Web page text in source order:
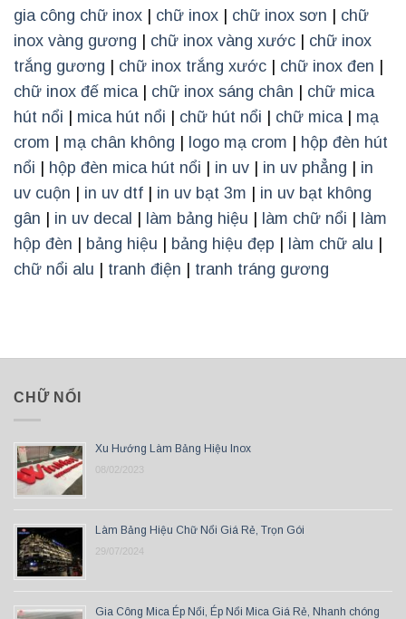
gia công chữ inox chữ inox chữ inox sơn
chữ
inox vàng gương
chữ inox vàng xước
chữ inox
trắng gương
chữ inox trắng xước chữ inox đen
chữ inox đế mica| chữ inox sáng chân
chữ mica
hút nổi
mica hút nổi chữ hút nổi chữ mica| mạ
crom
mạ chân không logo mạ crom
hộp đèn hút
nổi
hộp đèn mica hút nổi in uv in uv phẳng
in
uv cuộn
in uv dtf in uv bạt 3m
in uv bạt không
gân
in uv decal làm bảng hiệu làm chữ nổi
làm
hộp đèn
bảng hiệu bảng hiệu đẹp làm chữ alu
chữ nổi alu
tranh điện tranh tráng gương
CHỮ NỔI
Xu Hướng Làm Bảng Hiệu Inox
08/02/2023
Làm Bảng Hiệu Chữ Nổi Giá Rẻ, Trọn Gói
29/07/2024
Gia Công Mica Ép Nổi, Ép Nổi Mica Giá Rẻ, Nhanh chóng